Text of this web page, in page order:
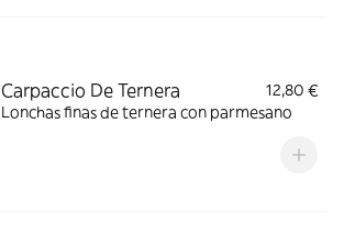
Carpaccio De Ternera
12,80 €
Lonchas finas de ternera con parmesano